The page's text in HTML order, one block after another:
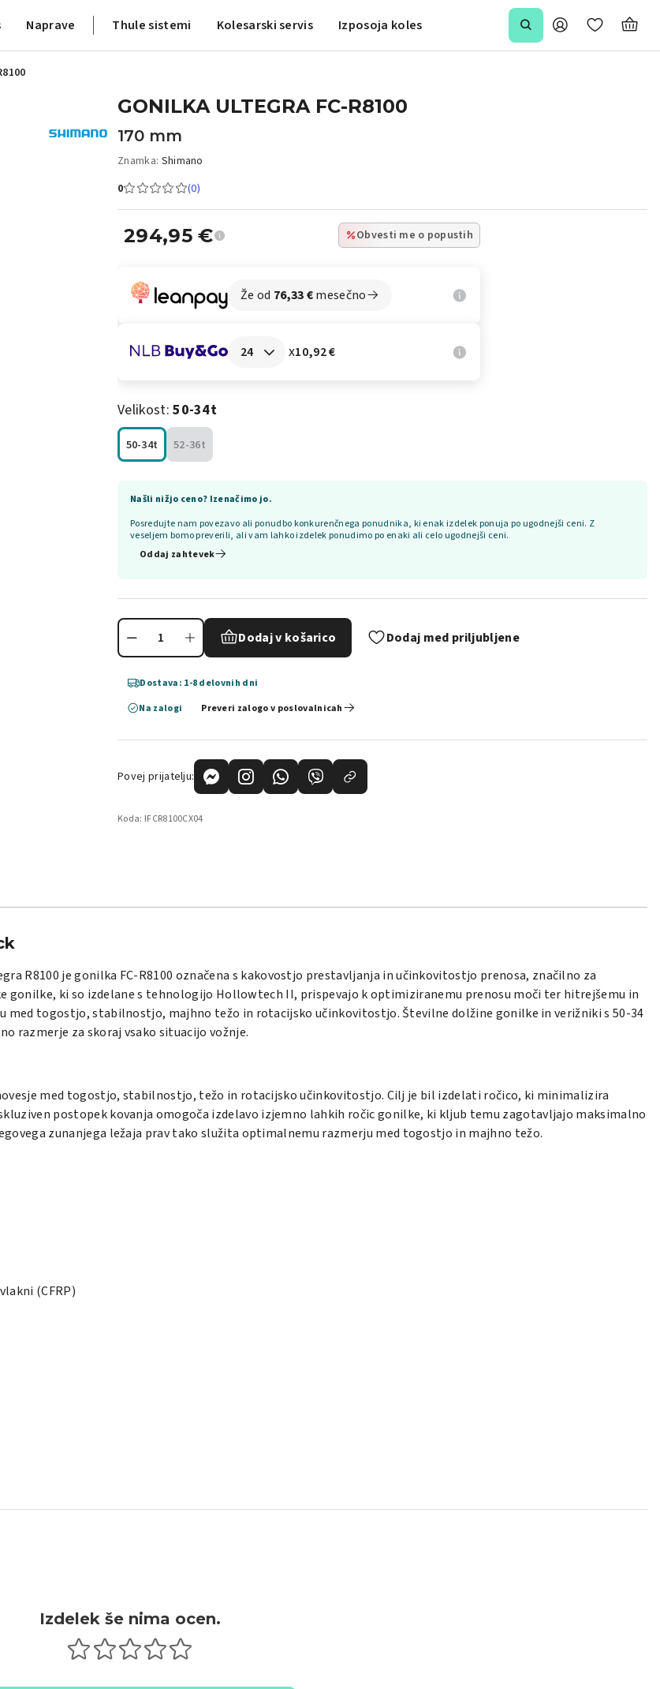
Naprave Thule sistemi Kolesarski servis Izposoja koles
GONILKA ULTEGRA FC-R8100
170 mm
Znamka: Shimano
0
(0)
294,95€ Obvesti me o popustih
Že od 76,33€mesečno
x10,92 €
Velikost:50-34t
50-34t 52-36t
Našli nižjo ceno? Izenačimo jo.
Posredujte nam povezavo ali ponudbo konkurenčnega ponudnika, ki enak izdelek ponuja po ugodnejši ceni. Z
veseljem bomo preverili, ali vam lahko izdelek ponudimo po enaki ali celo ugodnejši ceni.
Oddaj zahtevek
Dodaj v košarico Dodaj med priljubljene
Dostava: 1-8 delovnih dni
Na zalogi
Preveri zalogo v poslovalnicah
Povej prijatelju:
Koda: IFCR8100CX04
R8100 je gonilka FC-R8100 označena s kakovostjo prestavljanja in učinkovitostjo prenosa, značilno za
gonilke, ki so izdelane s tehnologijo Hollowtech II, prispevajo k optimiziranemu prenosu moči ter hitrejšemu in
med togostjo, stabilnostjo, majhno težo in rotacijsko učinkovitostjo. Številne dolžine gonilke in verižniki s 50-34
razmerje za skoraj vsako situacijo vožnje.
med togostjo, stabilnostjo, težo in rotacijsko učinkovitostjo. Cilj je bil izdelati ročico, ki minimalizira
postopek kovanja omogoča izdelavo izjemno lahkih ročic gonilke, ki kljub temu zagotavljajo maksimalno
zunanjega ležaja prav tako služita optimalnemu razmerju med togostjo in majhno težo.
(CFRP)
Izdelek še nima ocen.